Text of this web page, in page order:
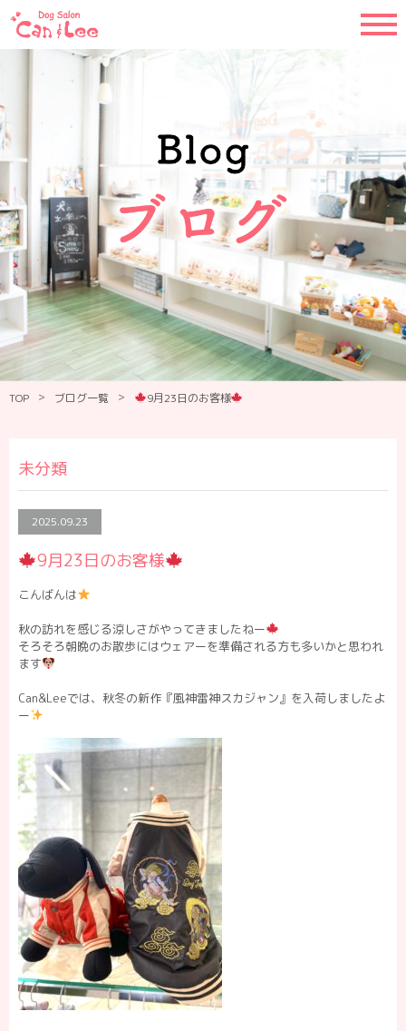
TOP > ブログ一覧 > 9月23日のお客様
未分類
2025.09.23
9月23日のお客様
こんばんは
秋の訪れを感じる涼しさがやってきましたねー
そろそろ朝晩のお散歩にはウェアーを準備される方も多いかと思われ
ます
Can&Leeでは、秋冬の新作『風神雷神スカジャン』を入荷しましたよ
ー